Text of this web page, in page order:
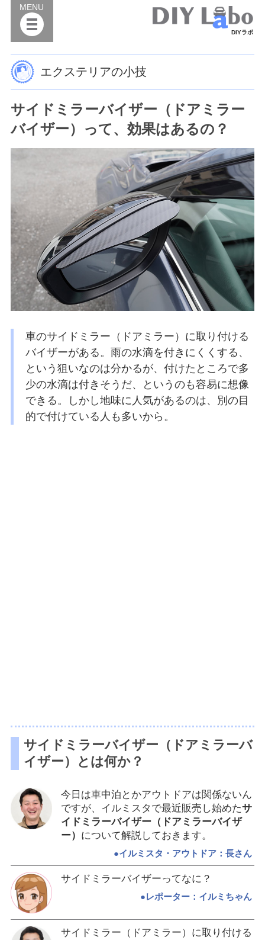
DIYラボ
MENU
エクステリアの小技
サイドミラーバイザー（ドアミラー
バイザー）って、効果はあるの？
車のサイドミラー（ドアミラー）に取り付ける
バイザーがある。雨の水滴を付きにくくする、
という狙いなのは分かるが、付けたところで多
少の水滴は付きそうだ、というのも容易に想像
できる。しかし地味に人気があるのは、別の目
的で付けている人も多いから。
サイドミラーバイザー（ドアミラーバ
イザー）とは何か？
今日は車中泊とかアウトドアは関係ないん
ですが、イルミスタで最近販売し始めたサ
イドミラーバイザー（ドアミラーバイザ
ー） について解説しておきます。
●イルミスタ・アウトドア：長さん
サイドミラーバイザーってなに？
●レポーター：イルミちゃん
サイドミラー（ドアミラー）に取り付ける